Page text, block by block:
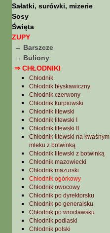
Sałatki, surówki, mizerie
Sosy
Święta
ZUPY
→ Barszcze
→ Buliony
⇒ CHŁODNIKI
Chłodnik
Chłodnik błyskawiczny
Chłodnik czerwony
Chłodnik kurpiowski
Chłodnik litewski
Chłodnik litewski I
Chłodnik litewski II
Chłodnik litewski na kwaśnym
mleku z botwinką
Chłodnik litewski z botwinką
Chłodnik mazowiecki
Chłodnik mazurski
Chłodnik ogórkowy
Chłodnik owocowy
Chłodnik po dyrektorsku
Chłodnik po generalsku
Chłodnik po wrocławsku
Chłodnik podlaski
Chłodnik polski